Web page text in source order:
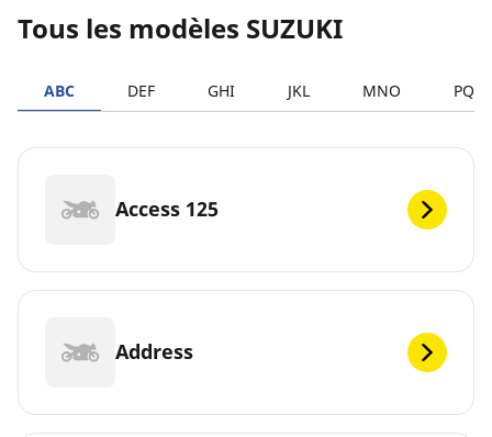
Tous les modèles SUZUKI
ABC DEF GHI JKL MNO PQRS
Access 125
Address